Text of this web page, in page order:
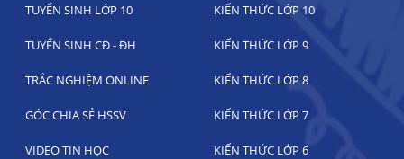
TUYỂN SINH LỚP 10 KIẾN THỨC LỚP 10
TUYỂN SINH CĐ - ĐH KIẾN THỨC LỚP 9
TRẮC NGHIỆM ONLINE KIẾN THỨC LỚP 8
GÓC CHIA SẺ HSSV KIẾN THỨC LỚP 7
VIDEO TIN HỌC KIẾN THỨC LỚP 6